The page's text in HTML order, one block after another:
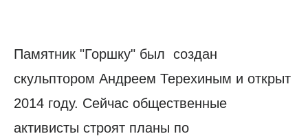
Памятник "Горшку" был создан
скульптором Андреем Терехиным и открыт
2014 году. Сейчас общественные
активисты строят планы по